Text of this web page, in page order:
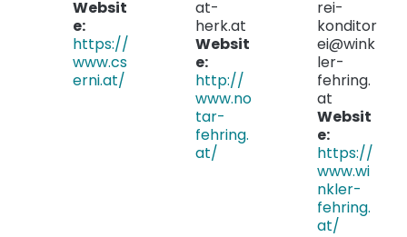
Websit
e:
https://
www.cs
erni.at/
at-
herk.at
Websit
e:
http://
www.no
tar-
fehring.
at/
rei-
konditor
ei@wink
ler-
fehring.
at
Websit
e:
https://
www.wi
nkler-
fehring.
at/